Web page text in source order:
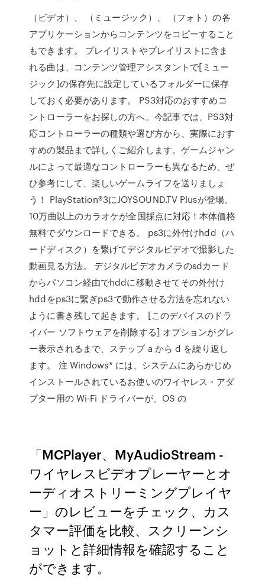
（ビデオ）、 （ミュージック）、 （フォト）の各
アプリケーションからコンテンツをコピーすること
もできます。 プレイリストやプレイリストに含ま
れる曲は、コンテンツ管理アシスタントで[ミュー
ジック]の保存先に設定しているフォルダーに保存
しておく必要があります。 PS3対応のおすすめコ
ントローラーをお探しの方へ。今記事では、PS3対
応コントローラーの種類や選び方から、実際におす
すめの製品まで詳しくご紹介します。ゲームジャン
ルによって最適なコントローラーも異なるため、ぜ
ひ参考にして、楽しいゲームライフを送りましょ
う！ PlayStation®3にJOYSOUND.TV Plusが登場。
10万曲以上のカラオケが全国採点に対応！本体価格
無料でダウンロードできる。 ps3に外付けhdd（ハ
ードディスク）を繋げてデジタルビデオで撮影した
動画見る方法。 デジタルビデオカメラのsdカード
からパソコン経由でhddに移動させてその外付け
hddをps3に繋ぎps3で動作させる方法を忘れない
ように書き残して起きます。 [このデバイスのドラ
イバー ソフトウェアを削除する] オプションがグレ
ー表示されるまで、ステップ a から d を繰り返し
ます。 注 Windows* には、システムにあらかじめ
インストールされているお使いのワイヤレス・アダ
プター用の Wi-Fi ドライバーが、OS の
‎「MCPlayer、MyAudioStream -
ワイヤレスビデオプレーヤーとオ
ーディオストリーミングプレイヤ
ー」のレビューをチェック、カス
タマー評価を比較、スクリーンシ
ョットと詳細情報を確認すること
ができます。